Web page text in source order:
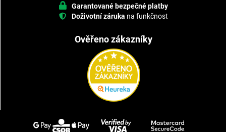
Garantované bezpečné platby
Doživotní záruka na funkčnost
Ověřeno zákazníky